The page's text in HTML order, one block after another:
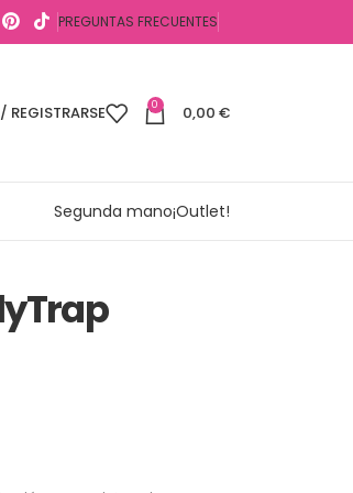
PREGUNTAS FRECUENTES
REGISTRARSE 0 0,00 €
Segunda mano¡Outlet!